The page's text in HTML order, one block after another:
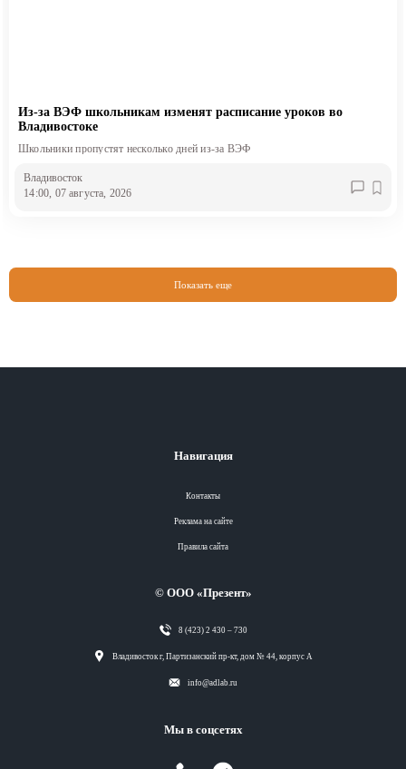
Из-за ВЭФ школьникам изменят расписание уроков во
Владивостоке
Школьники пропустят несколько дней из-за ВЭФ
Владивосток
14:00, 07 августа, 2026
Показать еще
Навигация
Контакты
Реклама на сайте
Правила сайта
© ООО «Презент»
8 (423) 2 430 – 730
Владивосток г, Партизанский пр-кт, дом № 44, корпус А
info@adlab.ru
Мы в соцсетях